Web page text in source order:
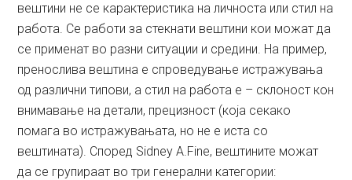
вештини не се карактеристика на личноста или стил на
работа. Се работи за стекнати вештини кои можат да
се применат во разни ситуации и средини. На пример,
пренослива вештина е спроведување истражувања
од различни типови, а стил на работа е – склоност кон
внимавање на детали, прецизност (која секако
помага во истражувањата, но не е иста со
вештината). Според Sidney A.Fine, вештините можат
да се групираат во три генерални категории: